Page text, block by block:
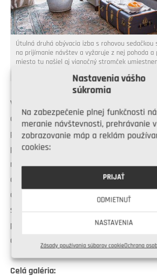
Nastavenia vášho
súkromia
Na zabezpečenie plnej funkčnosti
meranie návštevnosti, prehrávanie
zobrazovanie máp a reklám
cookies:
PRIJAŤ
ODMIETNUŤ
NASTAVENIA
Zásady používania súborov cookieOchrana
Útulná druhá obývacia izba s rohovou
na prijímanie návštev a vyžaruje z nej pohoda a
miesto tu našiel aj vianočný stromček
Vianoce sa potom začínajú už ráno
deti prikradnú dolu, zvedavé, čo nájdu
pančuchách. Potom sa všetci zídu pri
pochutnávajú si na praženici a údenom
rodičia popíjajú šampanské. Deti sa
oblečenia, ktoré dostali, a čakajú, kým
členovia rodiny.
„Minulé Vianoce sa
spomína si Sophie. Po obede potom
prechádzku a po návrate si v útulnej
otvoria ostatné darčeky.
Celá galéria: